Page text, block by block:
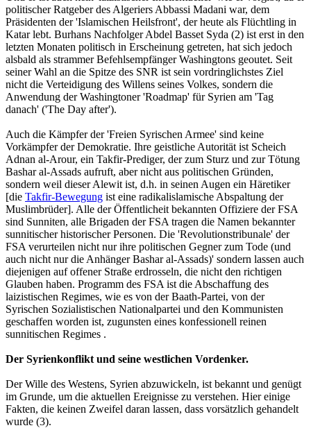
politischer Ratgeber des Algeriers Abbassi Madani war, dem
Präsidenten der 'Islamischen Heilsfront', der heute als Flüchtling in
Katar lebt. Burhans Nachfolger Abdel Basset Syda (2) ist erst in den
letzten Monaten politisch in Erscheinung getreten, hat sich jedoch
alsbald als strammer Befehlsempfänger Washingtons geoutet. Seit
seiner Wahl an die Spitze des SNR ist sein vordringlichstes Ziel
nicht die Verteidigung des Willens seines Volkes, sondern die
Anwendung der Washingtoner 'Roadmap' für Syrien am 'Tag
danach' ('The Day after').
Auch die Kämpfer der 'Freien Syrischen Armee' sind keine
Vorkämpfer der Demokratie. Ihre geistliche Autorität ist Scheich
Adnan al-Arour, ein Takfir-Prediger, der zum Sturz und zur Tötung
Bashar al-Assads aufruft, aber nicht aus politischen Gründen,
sondern weil dieser Alewit ist, d.h. in seinen Augen ein Häretiker
[die Takfir-Bewegung ist eine radikalislamische Abspaltung der
Muslimbrüder]. Alle der Öffentlicheit bekannten Offiziere der FSA
sind Sunniten, alle Brigaden der FSA tragen die Namen bekannter
sunnitischer historischer Personen. Die 'Revolutionstribunale' der
FSA verurteilen nicht nur ihre politischen Gegner zum Tode (und
auch nicht nur die Anhänger Bashar al-Assads)' sondern lassen auch
diejenigen auf offener Straße erdrosseln, die nicht den richtigen
Glauben haben. Programm des FSA ist die Abschaffung des
laizistischen Regimes, wie es von der Baath-Partei, von der
Syrischen Sozialistischen Nationalpartei und den Kommunisten
geschaffen worden ist, zugunsten eines konfessionell reinen
sunnitischen Regimes .
Der Syrienkonflikt und seine westlichen Vordenker.
Der Wille des Westens, Syrien abzuwickeln, ist bekannt und genügt
im Grunde, um die aktuellen Ereignisse zu verstehen. Hier einige
Fakten, die keinen Zweifel daran lassen, dass vorsätzlich gehandelt
wurde (3).